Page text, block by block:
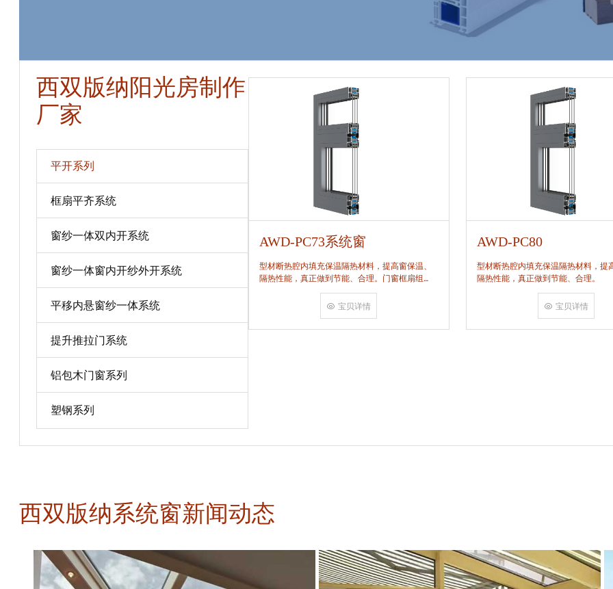
西双版纳阳光房制作
厂家
平开系列
框扇平齐系统
窗纱一体双内开系统
窗纱一体窗内开纱外开系统
平移内悬窗纱一体系统
提升推拉门系统
铝包木门窗系列
塑钢系列
AWD-PC75
型材断热腔内填充保温隔热材料，提高窗保温、
隔热性能，真正做到节能、合理。
宝贝详情
AWD-PC73系统窗
型材断热腔内填充保温隔热材料，提高窗保温、
隔热性能，真正做到节能、合理。门窗框扇组
角，采用多点挤压角码结构与加重型挤角设备相
结合完成，在通过角部加注德国双组份胶使角码
宝贝详情
AWD-PC80
型材断热腔内填充保温隔热材料，提
隔热性能，真正做到节能、合理。
宝贝详情
西双版纳系统窗新闻动态